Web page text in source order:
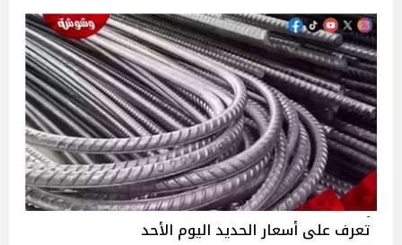
تعرف على أسعار الحديد اليوم الأحد